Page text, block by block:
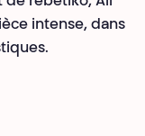
intense, dans